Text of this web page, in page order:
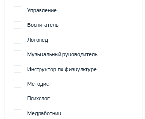
Управление
Воспитатель
Логопед
Музыкальный руководитель
Инструктор по физкультуре
Методист
Психолог
Медработник